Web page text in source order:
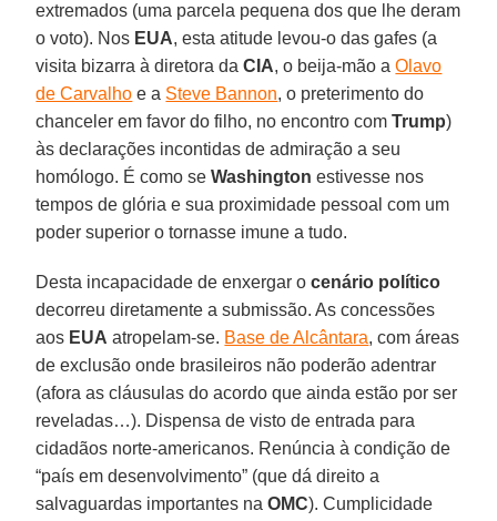
extremados (uma parcela pequena dos que lhe deram
o voto). Nos EUA, esta atitude levou-o das gafes (a
visita bizarra à diretora daCIA, o beija-mão aOlavo
de Carvalho e a Steve Bannon, o preterimento do
chanceler em favor do filho, no encontro comTrump)
às declarações incontidas de admiração a seu
homólogo. É como seWashington estivesse nos
tempos de glória e sua proximidade pessoal com um
poder superior o tornasse imune a tudo.
Desta incapacidade de enxergar ocenário político
decorreu diretamente a submissão. As concessões
aos EUA atropelam-se. Base de Alcântara, com áreas
de exclusão onde brasileiros não poderão adentrar
(afora as cláusulas do acordo que ainda estão por ser
reveladas…). Dispensa de visto de entrada para
cidadãos norte-americanos. Renúncia à condição de
“país em desenvolvimento” (que dá direito a
salvaguardas importantes naOMC). Cumplicidade